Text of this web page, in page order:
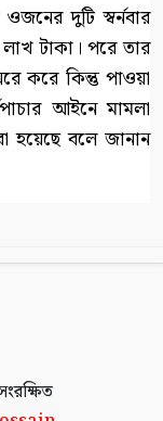
দুটি স্বর্নবার
টাকা। পরে তার
করে কিন্তু পাওয়া
আইনে মামলা
হয়েছে বলে জানান